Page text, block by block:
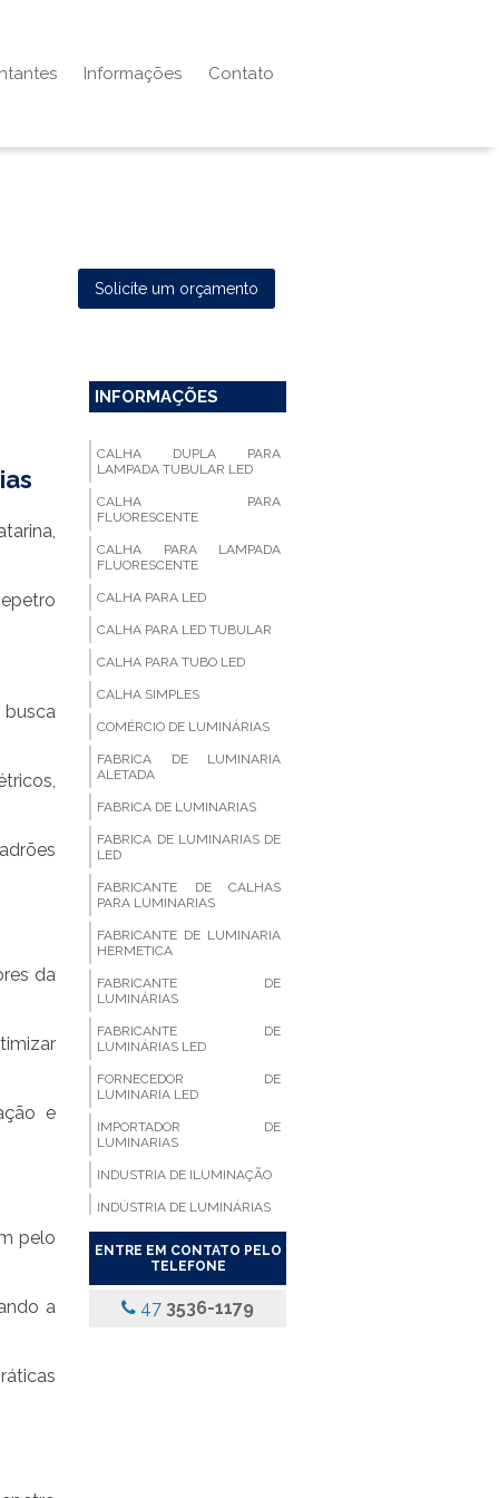
Informações Contato
da
e
pelo
a
Solicite um orçamento
INFORMAÇÕES
CALHA DUPLA PARA
LAMPADA TUBULAR LED
CALHA PARA
FLUORESCENTE
CALHA PARA LAMPADA
FLUORESCENTE
CALHA PARA LED
CALHA PARA LED TUBULAR
CALHA PARA TUBO LED
CALHA SIMPLES
COMÉRCIO DE LUMINÁRIAS
FABRICA DE LUMINARIA
ALETADA
FABRICA DE LUMINARIAS
FABRICA DE LUMINARIAS DE
LED
FABRICANTE DE CALHAS
PARA LUMINARIAS
FABRICANTE DE LUMINARIA
HERMETICA
FABRICANTE DE
LUMINÁRIAS
FABRICANTE DE
LUMINÁRIAS LED
FORNECEDOR DE
LUMINARIA LED
IMPORTADOR DE
LUMINARIAS
INDUSTRIA DE ILUMINAÇÃO
INDÚSTRIA DE LUMINÁRIAS
LUMINARIA ALETADA 2X18
LED
LUMINARIA ALETADA
ENTRE EM CONTATO PELO
TELEFONE
47 3536-1179